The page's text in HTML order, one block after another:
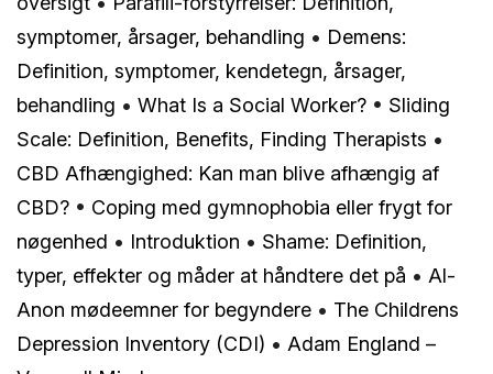
symptomer, årsager, behandling • Demens:
Definition, symptomer, kendetegn, årsager,
behandling • What Is a Social Worker? • Sliding
Scale: Definition, Benefits, Finding Therapists •
CBD Afhængighed: Kan man blive afhængig af
CBD? • Coping med gymnophobia eller frygt for
nøgenhed • Introduktion • Shame: Definition,
typer, effekter og måder at håndtere det på • Al-
Anon mødeemner for begyndere • The Childrens
Depression Inventory (CDI) • Adam England –